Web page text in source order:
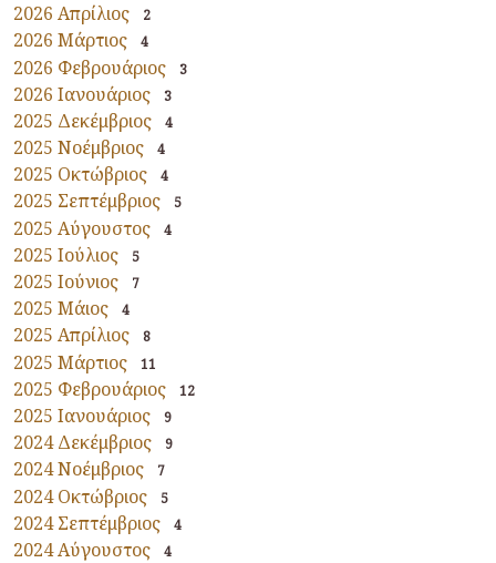
2026 Απρίλιος 2
2026 Μάρτιος 4
2026 Φεβρουάριος 3
2026 Ιανουάριος 3
2025 Δεκέμβριος 4
2025 Νοέμβριος 4
2025 Οκτώβριος 4
2025 Σεπτέμβριος 5
2025 Αύγουστος 4
2025 Ιούλιος 5
2025 Ιούνιος 7
2025 Μάιος 4
2025 Απρίλιος 8
2025 Μάρτιος 11
2025 Φεβρουάριος 12
2025 Ιανουάριος 9
2024 Δεκέμβριος 9
2024 Νοέμβριος 7
2024 Οκτώβριος 5
2024 Σεπτέμβριος 4
2024 Αύγουστος 4